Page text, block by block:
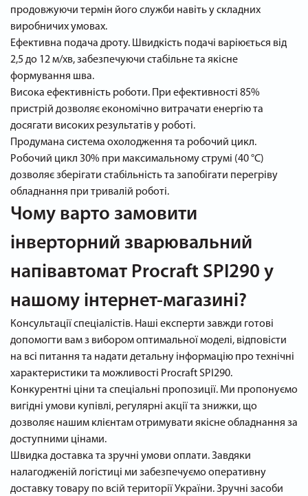
продовжуючи термін його служби навіть у складних
виробничих умовах.
Ефективна подача дроту. Швидкість подачі варіюється від
2,5 до 12 м/хв, забезпечуючи стабільне та якісне
формування шва.
Висока ефективність роботи. При ефективності 85%
пристрій дозволяє економічно витрачати енергію та
досягати високих результатів у роботі.
Продумана система охолодження та робочий цикл.
Робочий цикл 30% при максимальному струмі (40 °C)
дозволяє зберігати стабільність та запобігати перегріву
обладнання при тривалій роботі.
Чому варто замовити
інверторний зварювальний
напівавтомат Procraft SPI290 у
нашому інтернет-магазині?
Консультації спеціалістів. Наші експерти завжди готові
допомогти вам з вибором оптимальної моделі, відповісти
на всі питання та надати детальну інформацію про технічні
характеристики та можливості Procraft SPI290.
Конкурентні ціни та спеціальні пропозиції. Ми пропонуємо
вигідні умови купівлі, регулярні акції та знижки, що
дозволяє нашим клієнтам отримувати якісне обладнання за
доступними цінами.
Швидка доставка та зручні умови оплати. Завдяки
налагодженій логістиці ми забезпечуємо оперативну
доставку товару по всій території України. Зручні засоби